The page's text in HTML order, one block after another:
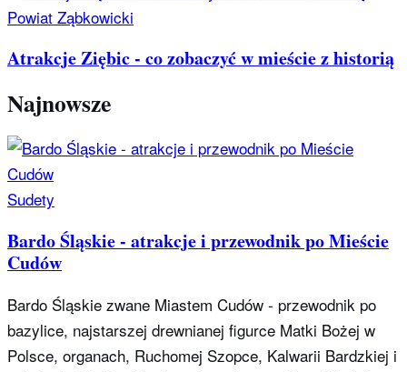
Powiat Ząbkowicki
Atrakcje Ziębic - co zobaczyć w mieście z historią
Najnowsze
Sudety
Bardo Śląskie - atrakcje i przewodnik po Mieście
Cudów
Bardo Śląskie zwane Miastem Cudów - przewodnik po
bazylice, najstarszej drewnianej figurce Matki Bożej w
Polsce, organach, Ruchomej Szopce, Kalwarii Bardzkiej i